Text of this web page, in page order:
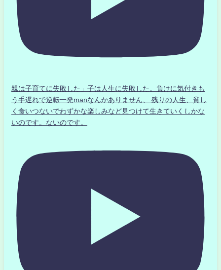
親は子育てに失敗した」子は人生に失敗した。負けに気付きも
う手遅れで逆転一発manなんかありません、 残りの人生、貧し
く食いつないでわずかな楽しみなど見つけて生きていくしかな
いのです。ないのです。